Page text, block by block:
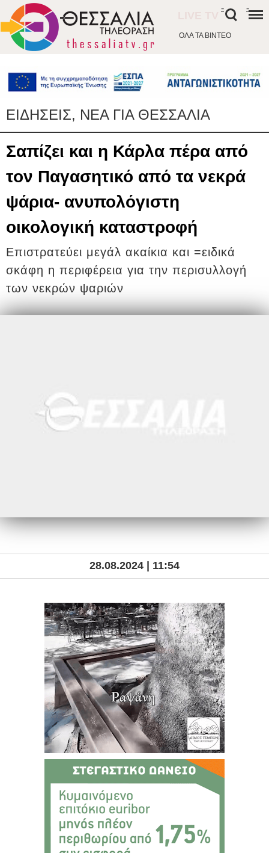
ΟΛΑ ΤΑ ΒΙΝΤΕΟ
- -
ΕΙΔΗΣΕΙΣ, ΝΕΑ ΓΙΑ ΘΕΣΣΑΛΙΑ
Σαπίζει και η Κάρλα πέρα από
τον Παγασητικό από τα νεκρά
ψάρια- ανυπολόγιστη
οικολογική καταστροφή
Επιστρατεύει μεγάλ ακαίκια και =ειδικά
σκάφη η περιφέρεια για την περισυλλογή
των νεκρών ψαριών
28.08.2024 | 11:54